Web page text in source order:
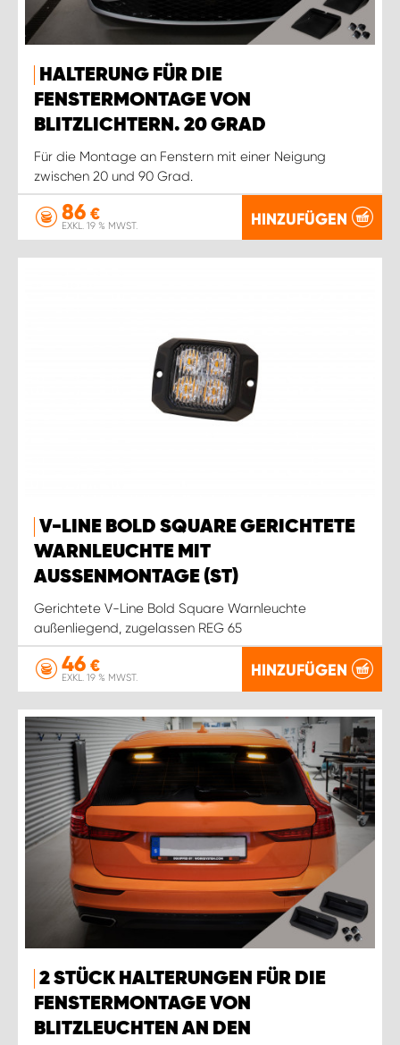
HALTERUNG FÜR DIE
FENSTERMONTAGE VON
BLITZLICHTERN. 20 GRAD
Für die Montage an Fenstern mit einer Neigung
zwischen 20 und 90 Grad.
86 €
EXKL. 19 % MWST. HINZUFÜGEN
V-LINE BOLD SQUARE GERICHTETE
WARNLEUCHTE MIT
AUSSENMONTAGE (ST)
Gerichtete V-Line Bold Square Warnleuchte
außenliegend, zugelassen REG 65
46 €
EXKL. 19 % MWST. HINZUFÜGEN
2 STÜCK HALTERUNGEN FÜR DIE
FENSTERMONTAGE VON
BLITZLEUCHTEN AN DEN